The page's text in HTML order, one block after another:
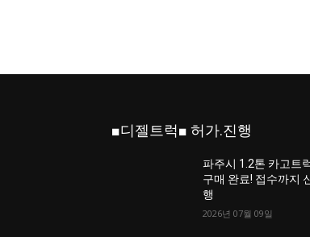
■디젤트럭■ 허가.진행
파주시 1.2톤 카고트
구매 완료! 접수까지
행
2026년 07월 09일